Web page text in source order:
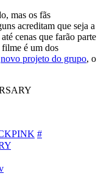
mas os fãs
acreditam que seja a
cenas que farão parte
é um dos
novo projeto do grupo, o
#